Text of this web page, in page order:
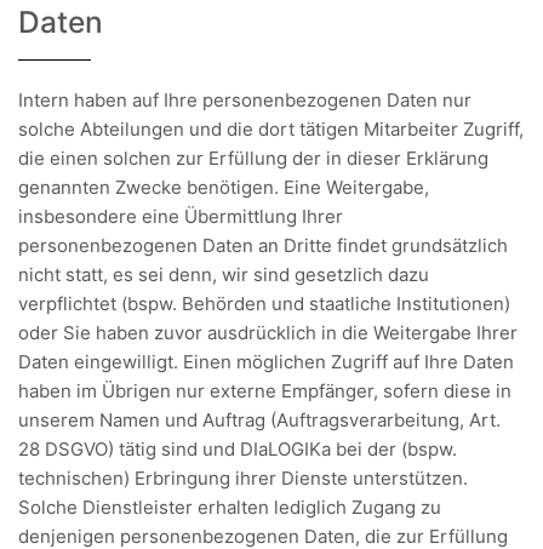
Daten
Intern haben auf Ihre personenbezogenen Daten nur
solche Abteilungen und die dort tätigen Mitarbeiter Zugriff,
die einen solchen zur Erfüllung der in dieser Erklärung
genannten Zwecke benötigen. Eine Weitergabe,
insbesondere eine Übermittlung Ihrer
personenbezogenen Daten an Dritte findet grundsätzlich
nicht statt, es sei denn, wir sind gesetzlich dazu
verpflichtet (bspw. Behörden und staatliche Institutionen)
oder Sie haben zuvor ausdrücklich in die Weitergabe Ihrer
Daten eingewilligt. Einen möglichen Zugriff auf Ihre Daten
haben im Übrigen nur externe Empfänger, sofern diese in
unserem Namen und Auftrag (Auftragsverarbeitung, Art.
28 DSGVO) tätig sind und DIaLOGIKa bei der (bspw.
technischen) Erbringung ihrer Dienste unterstützen.
Solche Dienstleister erhalten lediglich Zugang zu
denjenigen personenbezogenen Daten, die zur Erfüllung